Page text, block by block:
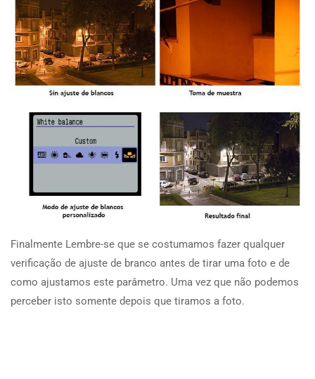
Finalmente Lembre-se que se costumamos fazer qualquer
verificação de ajuste de branco antes de tirar uma foto e de
como ajustamos este parâmetro. Uma vez que não podemos
perceber isto somente depois que tiramos a foto.